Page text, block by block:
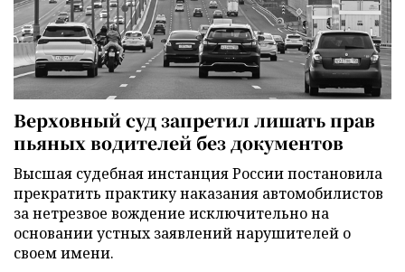
Верховный суд запретил лишать прав
пьяных водителей без документов
Высшая судебная инстанция России постановила
прекратить практику наказания автомобилистов
за нетрезвое вождение исключительно на
основании устных заявлений нарушителей о
своем имени.